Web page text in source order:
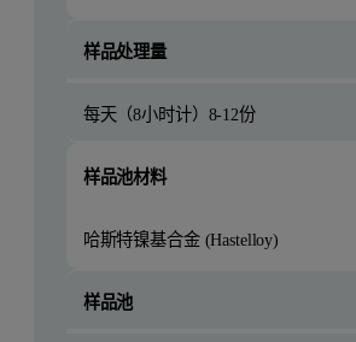
样品处理量
每天（8小时计）8-12份
样品池材料
哈斯特镍基合金 (Hastelloy)
样品池